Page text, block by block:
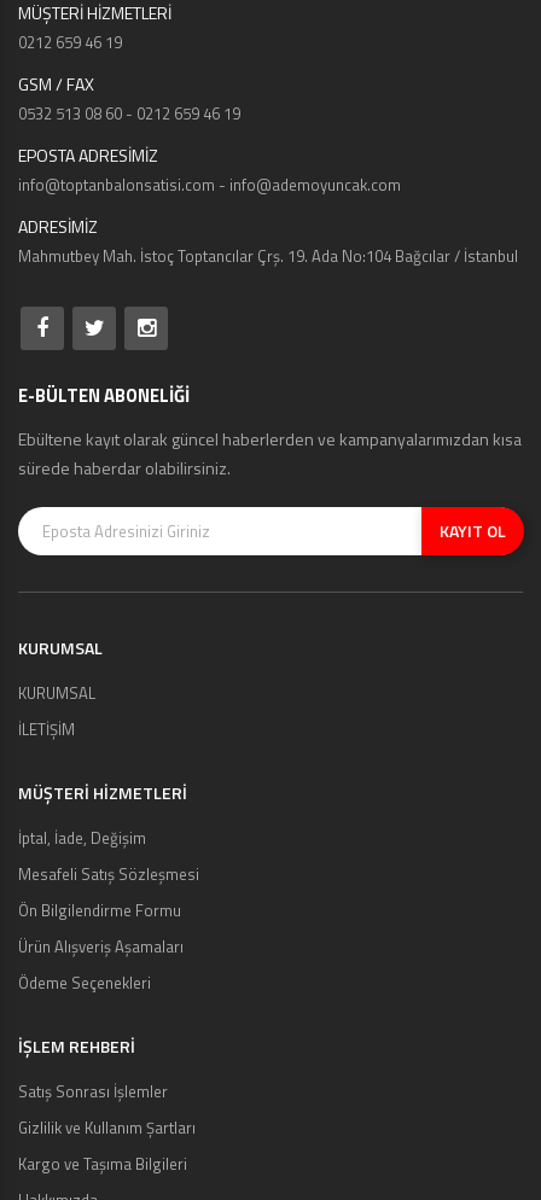
MÜŞTERİ HİZMETLERİ
0212 659 46 19
GSM / FAX
0532 513 08 60 - 0212 659 46 19
EPOSTA ADRESİMİZ
info@toptanbalonsatisi.com - info@ademoyuncak.com
ADRESİMİZ
Mahmutbey Mah. İstoç Toptancılar Çrş. 19. Ada No:104 Bağcılar / İstanbul
E-BÜLTEN ABONELİĞİ
Ebültene kayıt olarak güncel haberlerden ve kampanyalarımızdan kısa
sürede haberdar olabilirsiniz.
KAYIT OL
KURUMSAL
KURUMSAL
İLETİŞİM
MÜŞTERI HIZMETLERI
İptal, İade, Değişim
Mesafeli Satış Sözleşmesi
Ön Bilgilendirme Formu
Ürün Alışveriş Aşamaları
Ödeme Seçenekleri
İŞLEM REHBERİ
Satış Sonrası İşlemler
Gizlilik ve Kullanım Şartları
Kargo ve Taşıma Bilgileri